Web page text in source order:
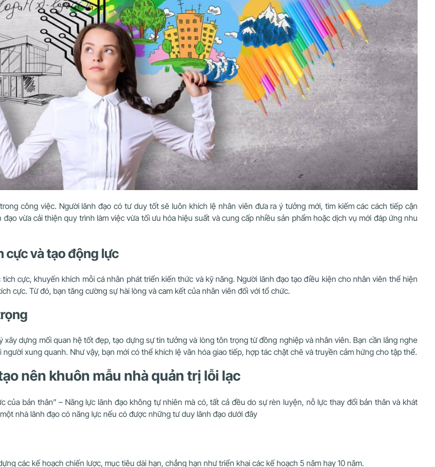
công việc. Người lãnh đạo có tư duy tốt sẽ luôn khích lệ nhân viên đưa ra ý tưởng mới, tìm kiếm các cách tiếp cận
vừa cải thiện quy trình làm việc vừa tối ưu hóa hiệu suất và cung cấp nhiều sản phẩm hoặc dịch vụ mới đáp ứng nhu
cực và tạo động lực
cực, khuyến khích mỗi cá nhân phát triển kiến thức và kỹ năng. Người lãnh đạo tạo điều kiện cho nhân viên thể hiện
cực. Từ đó, bạn tăng cường sự hài lòng và cam kết của nhân viên đối với tổ chức.
dựng mối quan hệ tốt đẹp, tạo dựng sự tin tưởng và lòng tôn trọng từ đồng nghiệp và nhân viên. Bạn cần lắng nghe
xung quanh. Như vậy, bạn mới có thể khích lệ văn hóa giao tiếp, hợp tác chặt chẽ và truyền cảm hứng cho tập thể.
nên khuôn mẫu nhà quản trị lỗi lạc
của bản thân” – Năng lực lãnh đạo không tự nhiên mà có, tất cả đều do sự rèn luyện, nỗ lực thay đổi bản thân và khát
nhà lãnh đạo có năng lực nếu có được những tư duy lãnh đạo dưới đây
các kế hoạch chiến lược, mục tiêu dài hạn, chẳng hạn như triển khai các kế hoạch 5 năm hay 10 năm.